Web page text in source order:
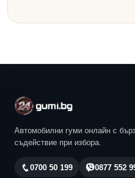
Автомобилни гуми онлайн с
съдействие при избора.
0700 50 199 0877 552